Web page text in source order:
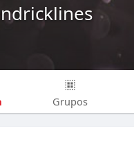
Grupos